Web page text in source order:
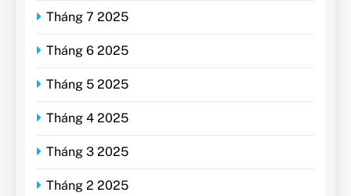
Tháng 7 2025
Tháng 6 2025
Tháng 5 2025
Tháng 4 2025
Tháng 3 2025
Tháng 2 2025